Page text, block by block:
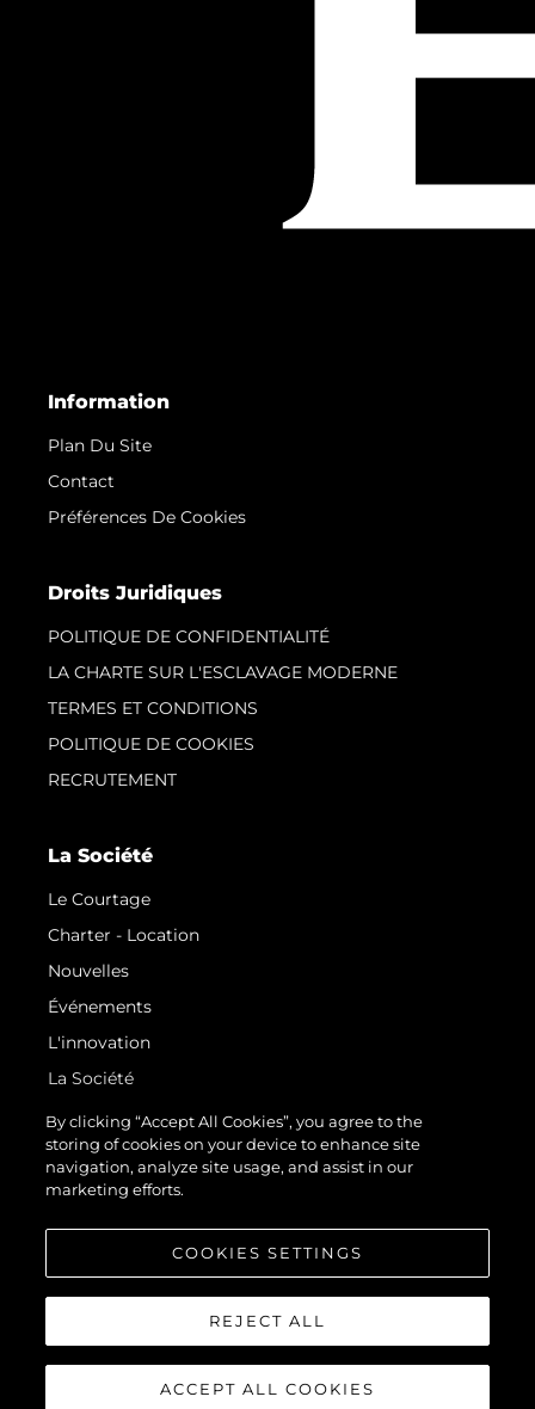
Information
Plan Du Site
Contact
Préférences De Cookies
Droits Juridiques
POLITIQUE DE CONFIDENTIALITÉ
LA CHARTE SUR L'ESCLAVAGE MODERNE
TERMES ET CONDITIONS
POLITIQUE DE COOKIES
RECRUTEMENT
La Société
Le Courtage
Charter - Location
Nouvelles
Événements
L'innovation
La Société
Notre Équipe
Style De Vie
Notre Héritage
© 2026 Sunseeker London Group.Tous les droits sont réservés.
By clicking “Accept All Cookies”, you agree to the
storing of cookies on your device to enhance site
navigation, analyze site usage, and assist in our
marketing efforts.
COOKIES SETTINGS
REJECT ALL
ACCEPT ALL COOKIES